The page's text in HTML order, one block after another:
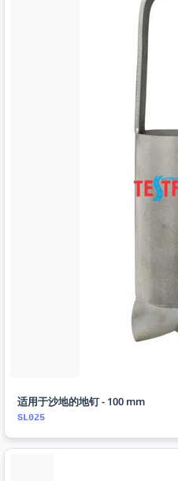
适用于沙地的地钉 - 100 mm
SL025